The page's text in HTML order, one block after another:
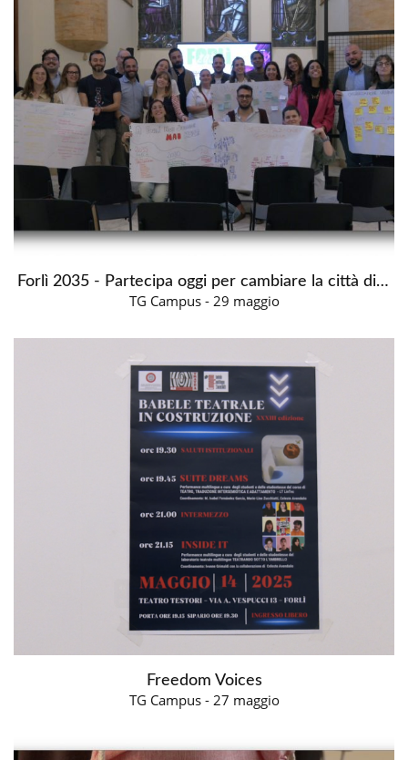
Forlì 2035 - Partecipa oggi per cambiare la città di domani
TG Campus - 29 maggio
Freedom Voices
TG Campus - 27 maggio